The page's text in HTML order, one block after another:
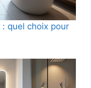
quel choix pour